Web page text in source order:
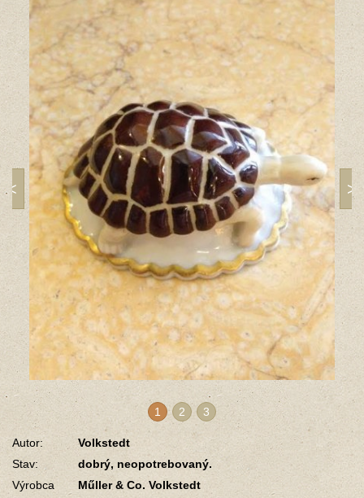
1 2 3
Autor:
Volkstedt
Stav:
dobrý, neopotrebovaný.
Výrobca
Műller & Co. Volkstedt